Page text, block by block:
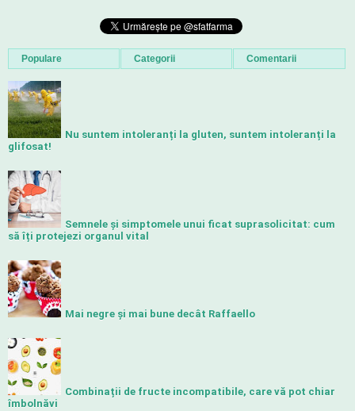
Populare Categorii Comentarii
Nu suntem intoleranți la gluten, suntem intoleranți la
glifosat!
Semnele și simptomele unui ficat suprasolicitat: cum
să îți protejezi organul vital
Mai negre și mai bune decât Raffaello
Combinații de fructe incompatibile, care vă pot chiar
îmbolnăvi